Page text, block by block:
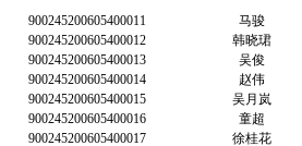
900245200605400011
马骏
900245200605400012
韩晓珺
900245200605400013
吴俊
900245200605400014
赵伟
900245200605400015
吴月岚
900245200605400016
童超
900245200605400017
徐桂花